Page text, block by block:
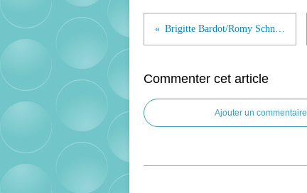
Brigitte Bardot/Romy Schneider...l'exposition
Commenter cet article
Ajouter un commentaire